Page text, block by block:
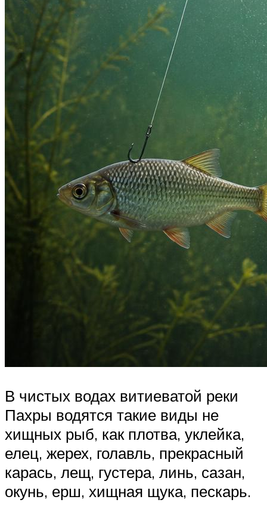
В чистых водах витиеватой реки
Пахры водятся такие виды не
хищных рыб, как плотва, уклейка,
елец, жерех, голавль, прекрасный
карась, лещ, густера, линь, сазан,
окунь, ерш, хищная щука, пескарь.